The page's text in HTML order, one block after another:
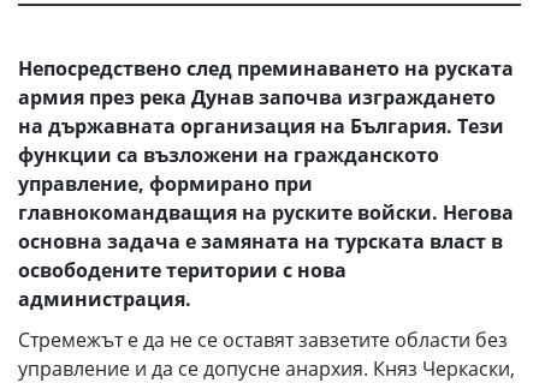
Непосредствено след преминаването на руската
армия през река Дунав започва изграждането
на държавната организация на България. Тези
функции са възложени на гражданското
управление, формирано при
главнокомандващия на руските войски. Негова
основна задача е замяната на турската власт в
освободените територии с нова
администрация.
Стремежът е да не се оставят завзетите области без
управление и да се допусне анархия. Княз Черкаски,